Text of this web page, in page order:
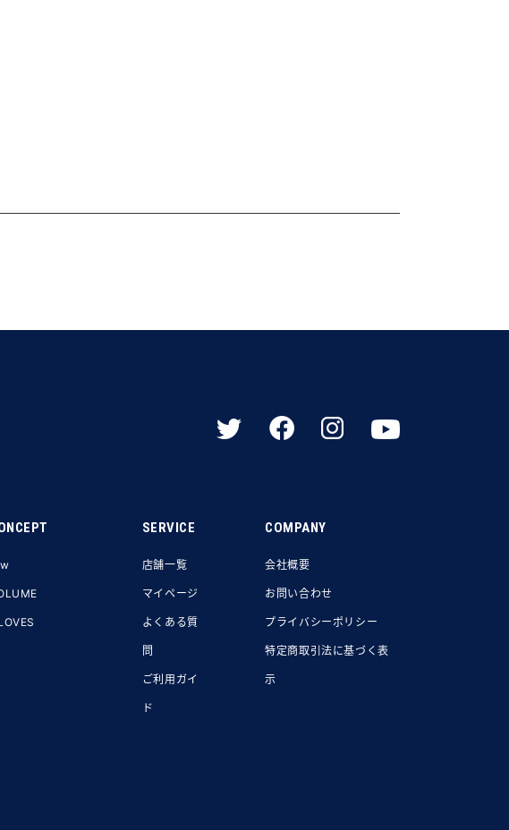
SERVICE
店舗一覧
マイページ
よくある質
問
ご利用ガイ
ド
COMPANY
会社概要
お問い合わせ
プライバシーポリシー
特定商取引法に基づく表
示